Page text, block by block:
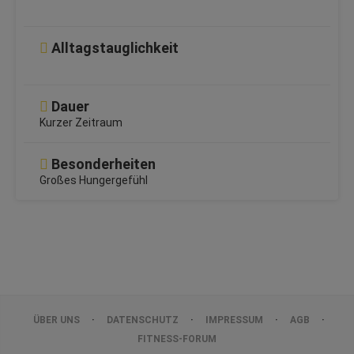
Alltagstauglichkeit
Dauer
Kurzer Zeitraum
Besonderheiten
Großes Hungergefühl
ÜBER UNS DATENSCHUTZ IMPRESSUM
AGB
FITNESS-FORUM